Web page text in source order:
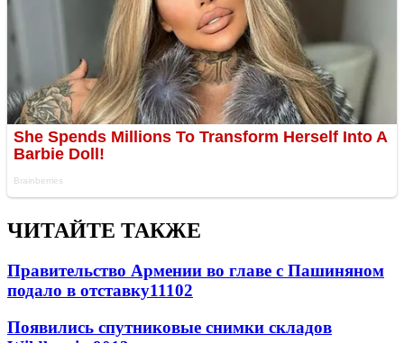
ЧИТАЙТЕ ТАКЖЕ
Правительство Армении во главе с Пашиняном
подало в отставку11102
Появились спутниковые снимки складов